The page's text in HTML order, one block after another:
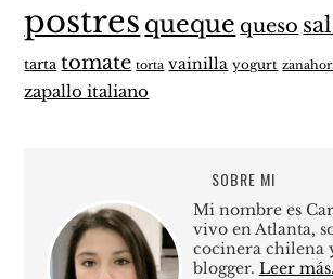
postres queque queso
tarta tomate torta vainilla yogurt
zapallo italiano
SOBRE MI
Mi nombre es
vivo en Atlanta,
cocinera chilena
blogger. Leer